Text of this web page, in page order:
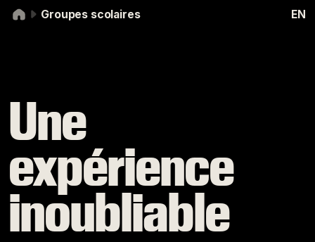
Aller à la navigation
Aller au contenu
Groupes scolaires EN
Une
expérience
inoubliable